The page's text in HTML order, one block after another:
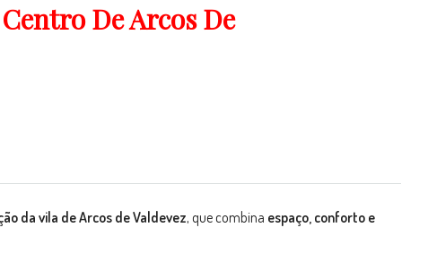
De Arcos De
da vila de Arcos de Valdevez, que combina espaço, conforto e